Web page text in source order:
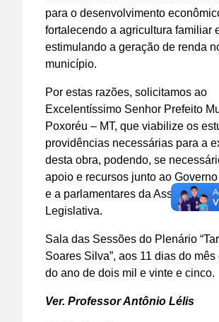
para o desenvolvimento
fortalecendo a agricultura familiar
estimulando a geração de renda
município.
Por estas razões, solicitamos ao
Excelentíssimo Senhor Prefeito
Poxoréu – MT, que viabilize os
providências necessárias para a
desta obra, podendo, se
apoio e recursos junto ao
e a parlamentares da Assembleia
Legislativa.
Sala das Sessões do Plenário
Soares Silva”, aos 11 dias do
do ano de dois mil e vinte e cinco.
Ver. Professor Antônio Lélis